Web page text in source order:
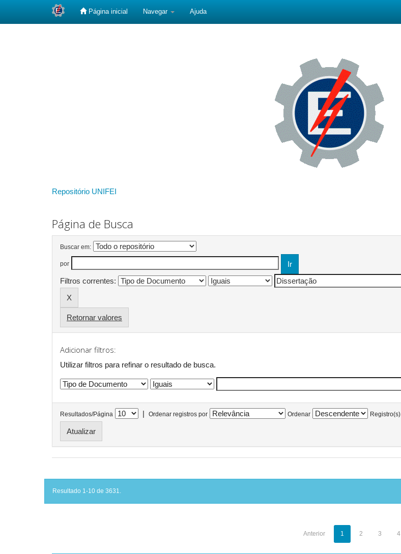
Página inicial Navegar Ajuda
Repositório UNIFEI
Página de Busca
Buscar em:
por
Filtros correntes:
Retornar valores
Adicionar filtros:
Utilizar filtros para refinar o resultado de busca.
Resultados/Página | Ordenar registros por Ordenar Registro(s)
Resultado 1-10 de 3631.
Anterior 1 2 3 4